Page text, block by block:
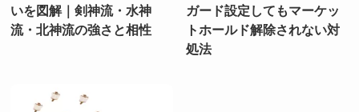
いを図解｜剣神流・水神
流・北神流の強さと相性
ガード設定してもマーケッ
トホールド解除されない対
処法